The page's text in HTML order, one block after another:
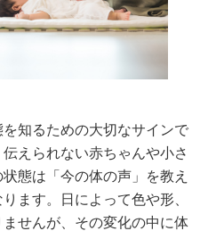
知るための大切なサインで
えられない赤ちゃんや小さ
態は「今の体の声」を教え
ます。日によって色や形、
せんが、その変化の中に体